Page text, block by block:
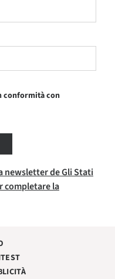
conformità con
newsletter de Gli Stati
completare la